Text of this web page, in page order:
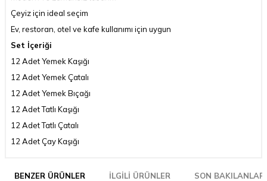
Çeyiz için ideal seçim
Ev, restoran, otel ve kafe kullanımı için uygun
Set İçeriği
12 Adet Yemek Kaşığı
12 Adet Yemek Çatalı
12 Adet Yemek Bıçağı
12 Adet Tatlı Kaşığı
12 Adet Tatlı Çatalı
12 Adet Çay Kaşığı
BENZER ÜRÜNLER İLGILI ÜRÜNLER SON BAKILANLAR